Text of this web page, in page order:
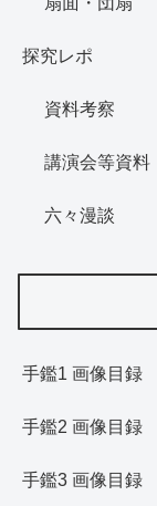
探究レポ
資料考察
講演会等資料
六々漫談
手鑑1 画像目録
手鑑2 画像目録
手鑑3 画像目録